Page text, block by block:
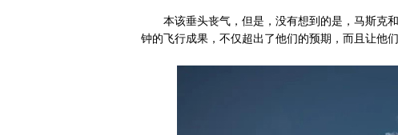
本该垂头丧气，但是，没有想到的是，马斯克和
钟的飞行成果，不仅超出了他们的预期，而且让他